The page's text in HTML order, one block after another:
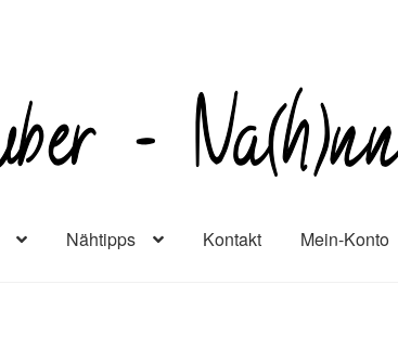
Nähtipps Kontakt Mein-Konto